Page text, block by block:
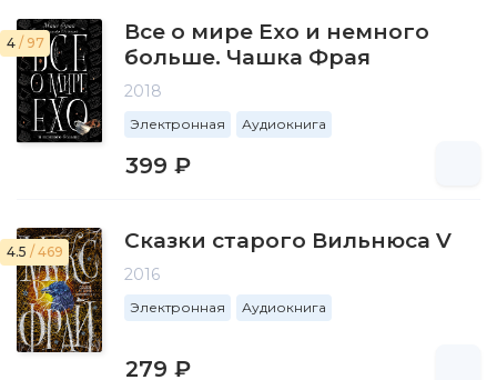
4 / 97
Все о мире Ехо и немного
больше. Чашка Фрая
2018
Электронная Аудиокнига
399 ₽
4.5 / 469 Сказки старого Вильнюса V
2016
Электронная Аудиокнига
279 ₽